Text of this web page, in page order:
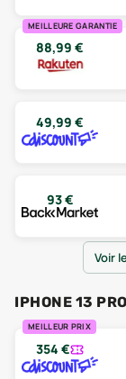
MEILLEURE GARANTIE
88,99 €
49,99 €
93€
Voir
IPHONE 13
MEILLEUR PRIX
354 €